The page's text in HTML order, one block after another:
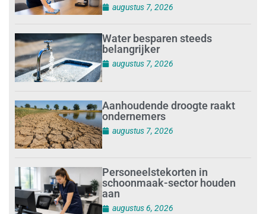
augustus 7, 2026
Water besparen steeds
belangrijker
augustus 7, 2026
Aanhoudende droogte raakt
ondernemers
augustus 7, 2026
Personeelstekorten in
schoonmaak-sector houden
aan
augustus 6, 2026